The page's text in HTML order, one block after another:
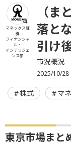
マネックス証
券
フィナンシャ
ル・
インテリジェ
ンス部
（
落と
引け
市況概況
2025/10/28
株式 マ
東京市場まと